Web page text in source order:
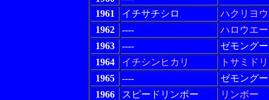
1961
イチサチシロ
ハクリヨウ
1962
----
ハロウエー
1963
----
ゼモング
1964
イチシンヒカリ
トサミドリ
1965
----
ゼモング
1966
スピードリンボー
リンボー